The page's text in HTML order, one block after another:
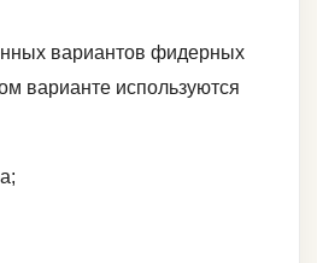
вариантов фидерных
варианте используются